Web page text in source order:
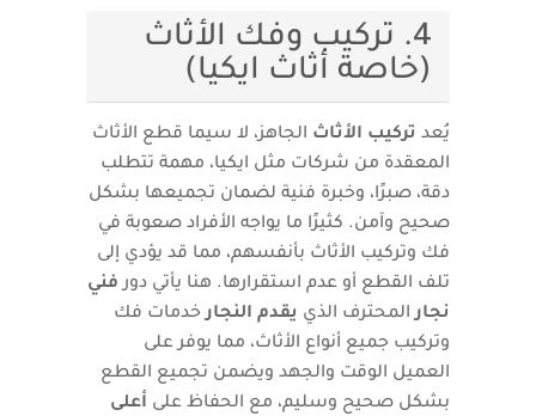
4. تركيب وفك الأثاث
(خاصة أثاث ايكيا)
يُعد تركيب الأثاث الجاهز، لا سيما قطع الأثاث
المعقدة من شركات مثل ايكيا، مهمة تتطلب
دقة، صبرًا، وخبرة فنية لضمان تجميعها بشكل
صحيح وآمن. كثيرًا ما يواجه الأفراد صعوبة في
فك وتركيب الأثاث بأنفسهم، مما قد يؤدي إلى
تلف القطع أو عدم استقرارها. هنا يأتي دورفني
نجارالمحترف الذي يقدم النجارخدمات فك
وتركيب جميع أنواع الأثاث، مما يوفر على
العميل الوقت والجهد ويضمن تجميع القطع
بشكل صحيح وسليم، مع الحفاظ على أعلى